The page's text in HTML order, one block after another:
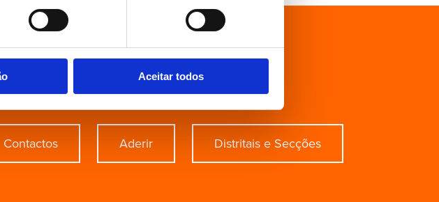
Aceitar todos
específico?
Contactos Aderir Distritais e Secções